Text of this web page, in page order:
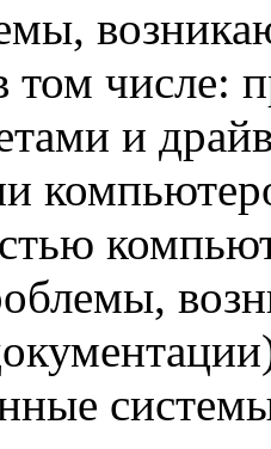
числе:
и